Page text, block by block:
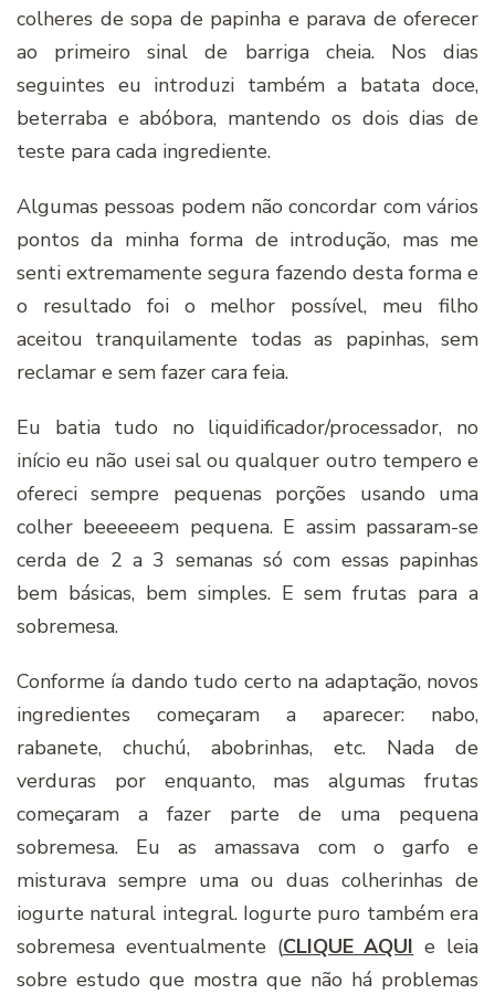
colheres de sopa de papinha e parava de oferecer
ao primeiro sinal de barriga cheia. Nos dias
seguintes eu introduzi também a batata doce,
beterraba e abóbora, mantendo os dois dias de
teste para cada ingrediente.
Algumas pessoas podem não concordar com vários
pontos da minha forma de introdução, mas me
senti extremamente segura fazendo desta forma e
o resultado foi o melhor possível, meu filho
aceitou tranquilamente todas as papinhas, sem
reclamar e sem fazer cara feia.
Eu batia tudo no liquidificador/processador, no
início eu não usei sal ou qualquer outro tempero e
ofereci sempre pequenas porções usando uma
colher beeeeeem pequena. E assim passaram-se
cerda de 2 a 3 semanas só com essas papinhas
bem básicas, bem simples. E sem frutas para a
sobremesa.
Conforme ía dando tudo certo na adaptação, novos
ingredientes começaram a aparecer: nabo,
rabanete, chuchú, abobrinhas, etc. Nada de
verduras por enquanto, mas algumas frutas
começaram a fazer parte de uma pequena
sobremesa. Eu as amassava com o garfo e
misturava sempre uma ou duas colherinhas de
iogurte natural integral. Iogurte puro também era
sobremesa eventualmente (CLIQUE AQUI e leia
sobre estudo que mostra que não há problemas